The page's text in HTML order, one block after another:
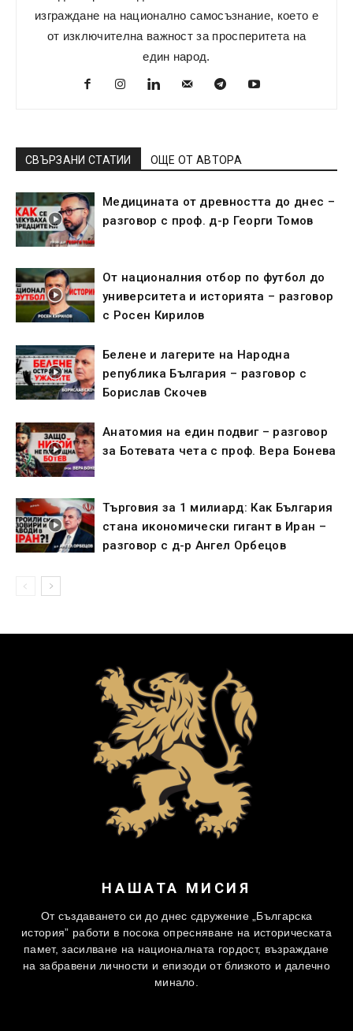
изграждане на национално самосъзнание, което е
от изключителна важност за просперитета на
един народ.
СВЪРЗАНИ СТАТИИ ОЩЕ ОТ АВТОРА
Медицината от древността до днес –
разговор с проф. д-р Георги Томов
От националния отбор по футбол до
университета и историята – разговор
с Росен Кирилов
Белене и лагерите на Народна
република България – разговор с
Борислав Скочев
Анатомия на един подвиг – разговор
за Ботевата чета с проф. Вера Бонева
Търговия за 1 милиард: Как България
стана икономически гигант в Иран –
разговор с д-р Ангел Орбецов
НАШАТА МИСИЯ
От създаването си до днес сдружение „Българска
история” работи в посока опресняване на историческата
памет, засилване на националната гордост, възраждане
на забравени личности и епизоди от близкото и далечно
минало.